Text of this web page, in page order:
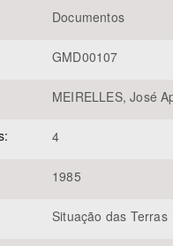
Documentos
GMD00107
MEIRELLES, José
4
1985
Situação das Terras